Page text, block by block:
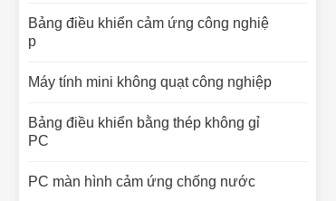
Màn hình cảm ứng điện dung
Bảng điều khiển cảm ứng công nghiệ
p
Máy tính mini không quạt công nghiệp
Bảng điều khiển bằng thép không gỉ
PC
PC màn hình cảm ứng chống nước